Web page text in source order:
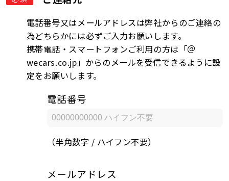
電話番号又はメールアドレスは弊社からのご連絡の
為どちらかには必ずご入力お願いします。
携帯電話・スマートフォンご利用の方は「＠
wecars.co.jp」からのメールを受信できるように設
定をお願いします。
電話番号
（半角数字 / ハイフン不要）
メールアドレス